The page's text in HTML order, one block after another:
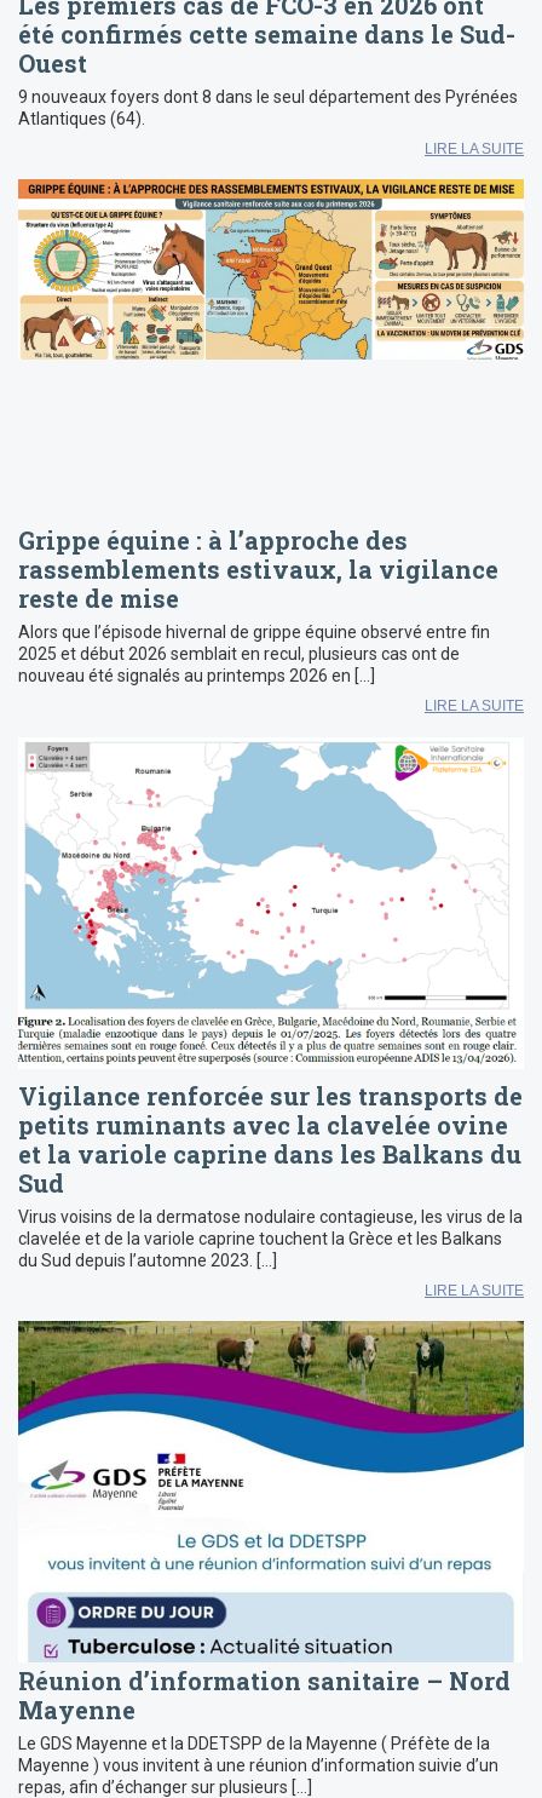
été confirmés cette semaine dans le Sud-
Ouest
9 nouveaux foyers dont 8 dans le seul département des Pyrénées
Atlantiques (64).
LIRE LA SUITE
Grippe équine : à l’approche des
rassemblements estivaux, la vigilance
reste de mise
Alors que l’épisode hivernal de grippe équine observé entre fin
2025 et début 2026 semblait en recul, plusieurs cas ont de
nouveau été signalés au printemps 2026 en […]
LIRE LA SUITE
Vigilance renforcée sur les transports de
petits ruminants avec la clavelée ovine
et la variole caprine dans les Balkans du
Sud
Virus voisins de la dermatose nodulaire contagieuse, les virus de la
clavelée et de la variole caprine touchent la Grèce et les Balkans
du Sud depuis l’automne 2023. […]
LIRE LA SUITE
Réunion d’information sanitaire – Nord
Mayenne
Le GDS Mayenne et la DDETSPP de la Mayenne ( Préfète de la
Mayenne ) vous invitent à une réunion d’information suivie d’un
repas, afin d’échanger sur plusieurs […]